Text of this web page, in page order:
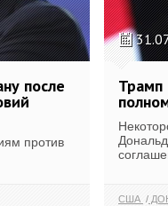
после
против
Трамп
США